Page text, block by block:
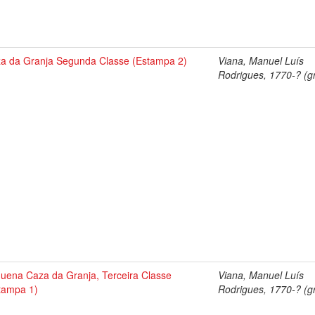
da Granja Segunda Classe (Estampa 2)
Viana, Manuel Luís
Rodrigues, 1770-?
Caza da Granja, Terceira Classe
1)
Viana, Manuel Luís
Rodrigues, 1770-?